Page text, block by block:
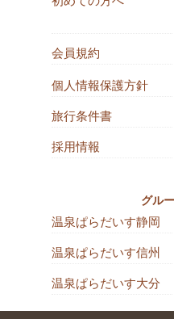
会員規約
個人情報保護方針
旅行条件書
採用情報
グル
温泉ぱらだいす静岡
温泉ぱらだいす信州
温泉ぱらだいす大分